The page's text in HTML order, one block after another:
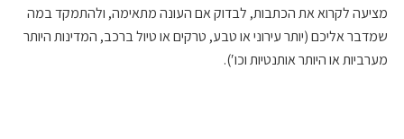
מציעה לקרוא את הכתבות, לבדוק אם העונה מתאימה, ולהתמקד במה
שמדבר אליכם (יותר עירוני או טבע, טרקים או טיול ברכב, המדינות היותר
מערביות או היותר אותנטיות וכו′).